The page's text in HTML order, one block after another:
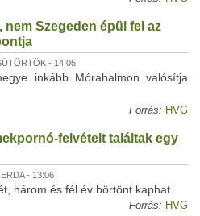
nem Szegeden épül fel az
- 14:05
inkább Mórahalmon valósítja
Forrás: HVG
felvételt találtak egy
- 13:06
három és fél év börtönt kaphat.
Forrás: HVG